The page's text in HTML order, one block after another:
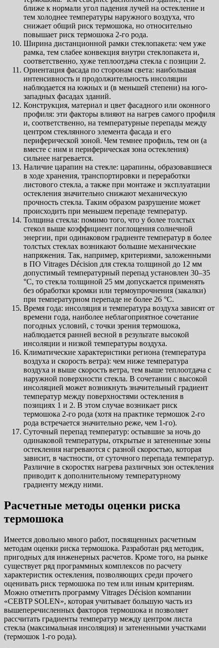
ближе к нормали угол падения лучей на остекление и
тем холоднее температуры наружного воздуха, что
снижает общий риск термошока, но относительно
повышает риск термошока 2-го рода.
Ширина дистанционной рамки стеклопакета: чем уже
рамка, тем слабее конвекция внутри стеклопакета и,
соответственно, хуже теплоотдача стекла с позиции 2.
Ориентация фасада по сторонам света: наибольшая
интенсивность и продолжительность инсоляции
наблюдается на южных и (в меньшей степени) на юго-
западных фасадах зданий.
Конструкция, материал и цвет фасадного или оконного
профиля: эти факторы влияют на нагрев самого профиля
и, соответственно, на температурные перепады между
центром стеклянного элемента фасада и его
периферической зоной. Чем темнее профиль, тем он (а
вместе с ним и периферическая зона остекления)
сильнее нагревается.
Наличие царапин на стекле: царапины, образовавшиеся
в ходе хранения, транспортировки и переработки
листового стекла, а также при монтаже и эксплуатации
остекления значительно снижают механическую
прочность стекла. Таким образом разрушение может
происходить при меньшем перепаде температур.
Толщина стекла: помимо того, что у более толстых
стекол выше коэффициент поглощения солнечной
энергии, при одинаковом градиенте температур в более
толстых стеклах возникают большие механические
напряжения. Так, например, критериями, заложенными
в ПО Vitrages Décision для стекла толщиной до 12 мм
допустимый температурный перепад установлен 30–35
°C, то стекла толщиной 25 мм допускается применять
без обработки кромки или термоупрочнения (закалки)
при температурном перепаде не более 26 °C.
Время года: инсоляция и температура воздуха зависят от
времени года, наиболее неблагоприятное сочетание
погодных условий, с точки зрения термошока,
наблюдается ранней весной в результате высокой
инсоляции и низкой температуры воздуха.
Климатические характеристики региона (температура
воздуха и скорость ветра): чем ниже температура
воздуха и выше скорость ветра, тем выше теплоотдача с
наружной поверхности стекла. В сочетании с высокой
инсоляцией может возникнуть значительный градиент
температур между поверхностями остекления в
позициях 1 и 2. В этом случае возникает риск
термошока 2-го рода (хотя на практике термошок 2-го
рода встречается значительно реже, чем 1-го).
Суточный перепад температур: остывшие за ночь до
одинаковой температуры, открытые и затененные зоны
остекления нагреваются с разной скоростью, которая
зависит, в частности, от суточного перепада температур.
Различие в скоростях нагрева различных зон остекления
приводит к дополнительному температурному
градиенту между ними.
Расчетные методы оценки риска
термошока
Имеется довольно много работ, посвященных расчетным
методам оценки риска термошока. Разработан ряд методик,
пригодных для инженерных расчетов. Кроме того, на рынке
существует ряд программных комплексов по расчету
характеристик остекления, позволяющих среди прочего
оценивать риск термошока по тем или иным критериям.
Можно отметить программу Vitrages Décision компании
«CEBTP SOLEN», которая учитывает большую часть из
вышеперечисленных факторов термошока и позволяет
рассчитать градиенты температур между центром листа
стекла (максимальная инсоляция) и затененными участками
(термошок 1-го рода).